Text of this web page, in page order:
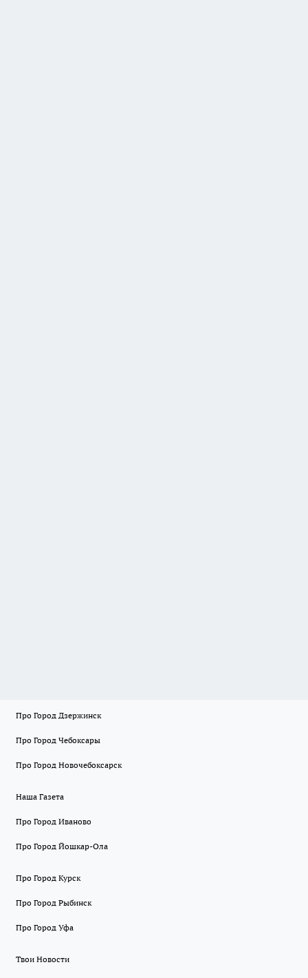
Про Город Дзержинск
Про Город Чебоксары
Про Город Новочебоксарск
Наша Газета
Про Город Иваново
Про Город Йошкар-Ола
Про Город Курск
Про Город Рыбинск
Про Город Уфа
Твои Новости